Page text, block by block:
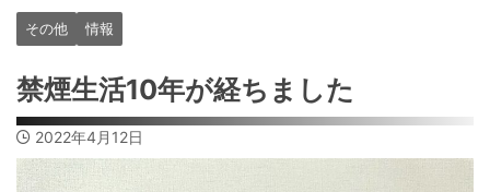
その他 情報
禁煙生活10年が経ちました
2022年4月12日